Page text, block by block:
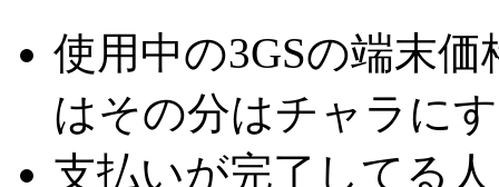
使用中の3GSの端末
はその分はチャラに
支払いが完了してる